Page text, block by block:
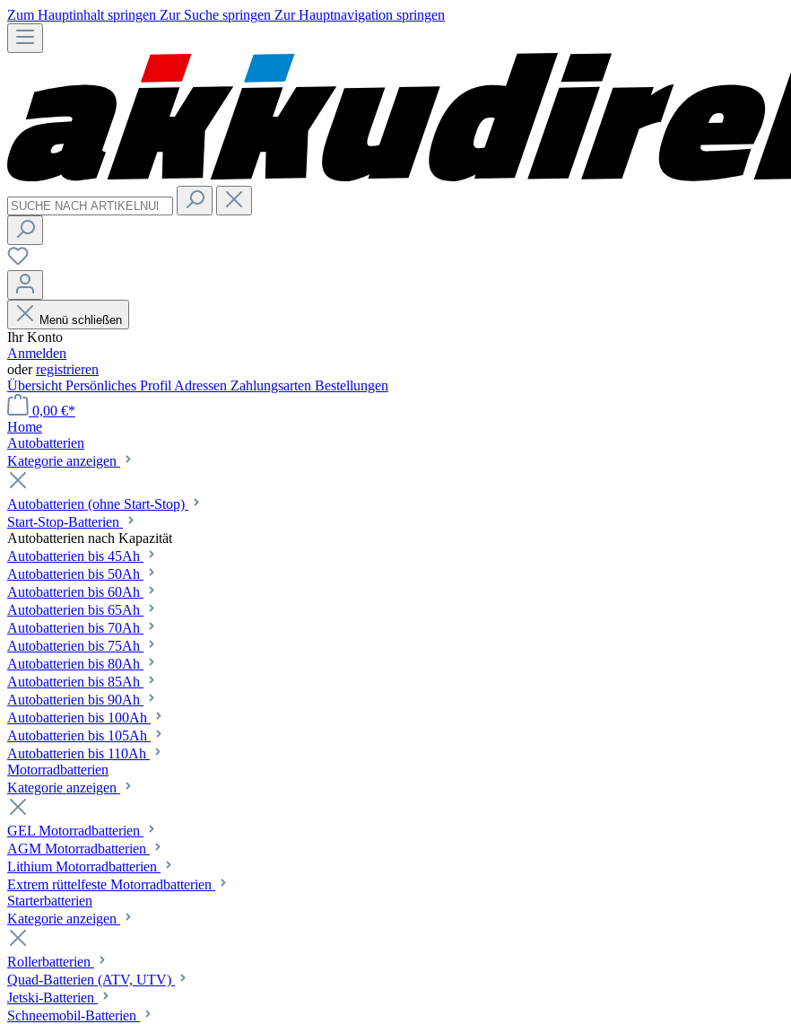
Zum Hauptinhalt springen Zur Suche springen Zur Hauptnavigation springen
Menü schließen
Ihr Konto
Anmelden
oderregistrieren
Übersicht Persönliches Profil Adressen Zahlungsarten Bestellungen
0,00 €*
Home
Autobatterien
Kategorie anzeigen
Autobatterien (ohne Start-Stop)
Start-Stop-Batterien
Autobatterien nach Kapazität
Autobatterien bis 45Ah
Autobatterien bis 50Ah
Autobatterien bis 60Ah
Autobatterien bis 65Ah
Autobatterien bis 70Ah
Autobatterien bis 75Ah
Autobatterien bis 80Ah
Autobatterien bis 85Ah
Autobatterien bis 90Ah
Autobatterien bis 100Ah
Autobatterien bis 105Ah
Autobatterien bis 110Ah
Motorradbatterien
Kategorie anzeigen
GEL Motorradbatterien
AGM Motorradbatterien
Lithium Motorradbatterien
Extrem rüttelfeste Motorradbatterien
Starterbatterien
Kategorie anzeigen
Rollerbatterien
Quad-Batterien (ATV, UTV)
Jetski-Batterien
Schneemobil-Batterien